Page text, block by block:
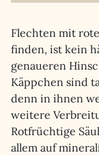
Flechten mit
finden, ist kein
genaueren
Käppchen sind
denn in ihnen
weitere
Rotfrüchtige
allem auf